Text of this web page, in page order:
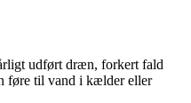
udført dræn, forkert fald
føre til vand i kælder eller